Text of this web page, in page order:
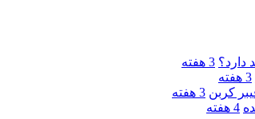
3 هفته
3 هفته
3 هفته
4 هفته